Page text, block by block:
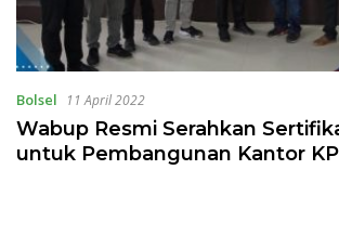
Bolsel 11 April 2022
Wabup Resmi Serahkan
untuk Pembangunan Kantor